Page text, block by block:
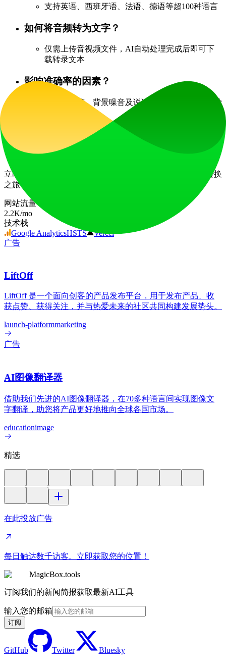
支持英语、西班牙语、法语、德语等超100种语言
如何将音频转为文字？
仅需上传音视频文件，AI自动处理完成后即可下
载转录文本
影响准确率的因素？
音频清晰度、背景噪音及说话者口音均可能影响转
是否提供人工转录服务？
目前Any2Text仅提供AI驱动的转录服务
立即加入全球上万用户的行列，免费开启您的音视频文字转换
之旅！
网站流量
2.2K/mo
技术栈
Google AnalyticsHSTS
Vercel
广告
LiftOff
LiftOff 是一个面向创客的产品发布平台，用于发布产品、收
获点赞、获得关注，并与热爱未来的社区共同构建发展势头。
launch-platformmarketing
广告
AI图像翻译器
借助我们先进的AI图像翻译器，在70多种语言间实现图像文
字翻译，助您将产品更好地推向全球各国市场。
educationimage
精选
在此投放广告
每日触达数千访客。立即获取您的位置！
MagicBox.tools
订阅我们的新闻简报获取最新AI工具
输入您的邮箱
订阅
GitHub Twitter Bluesky